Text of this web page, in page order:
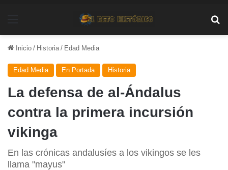
Inicio / Historia / Edad Media
Edad Media En Portada Historia
La defensa de al-Ándalus
contra la primera incursión
vikinga
En las crónicas andalusíes a los vikingos se les
llama "mayus"